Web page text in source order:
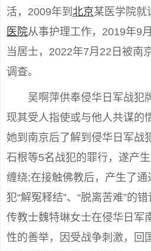
活，2009年到 北京某医学院就
医院从事护理工作，2019年9
当居士，2022年7月22日被南
调查。
吴啊萍供奉侵华日军战犯
现其受人指使或与他人共谋的
她到南京后了解到侵华日军战
石根等5名战犯的罪行，遂产
缠绕;在接触佛教后，产生了
犯“解冤释结”、“脱离苦难”的
传教士魏特琳女士在侵华日军
性的善举，因受战争刺激，回